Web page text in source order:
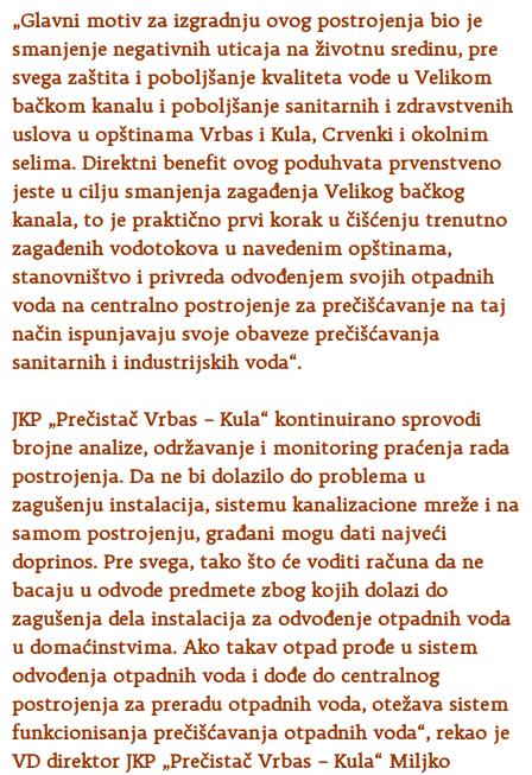
„Glavni motiv za izgradnju ovog postrojenja bio je
smanjenje negativnih uticaja na životnu sredinu, pre
svega zaštita i poboljšanje kvaliteta vode u Velikom
bačkom kanalu i poboljšanje sanitarnih i zdravstvenih
uslova u opštinama Vrbas i Kula, Crvenki i okolnim
selima. Direktni benefit ovog poduhvata prvenstveno
jeste u cilju smanjenja zagađenja Velikog bačkog
kanala, to je praktično prvi korak u čišćenju trenutno
zagađenih vodotokova u navedenim opštinama,
stanovništvo i privreda odvođenjem svojih otpadnih
voda na centralno postrojenje za prečišćavanje na taj
način ispunjavaju svoje obaveze prečišćavanja
sanitarnih i industrijskih voda“.
JKP „Prečistač Vrbas – Kula“ kontinuirano sprovodi
brojne analize, održavanje i monitoring praćenja rada
postrojenja. Da ne bi dolazilo do problema u
zagušenju instalacija, sistemu kanalizacione mreže i na
samom postrojenju, građani mogu dati najveći
doprinos. Pre svega, tako što će voditi računa da ne
bacaju u odvode predmete zbog kojih dolazi do
zagušenja dela instalacija za odvođenje otpadnih voda
u domaćinstvima. Ako takav otpad prođe u sistem
odvođenja otpadnih voda i dođe do centralnog
postrojenja za preradu otpadnih voda, otežava sistem
funkcionisanja prečišćavanja otpadnih voda“, rekao je
VD direktor JKP „Prečistač Vrbas – Kula“ Miljko